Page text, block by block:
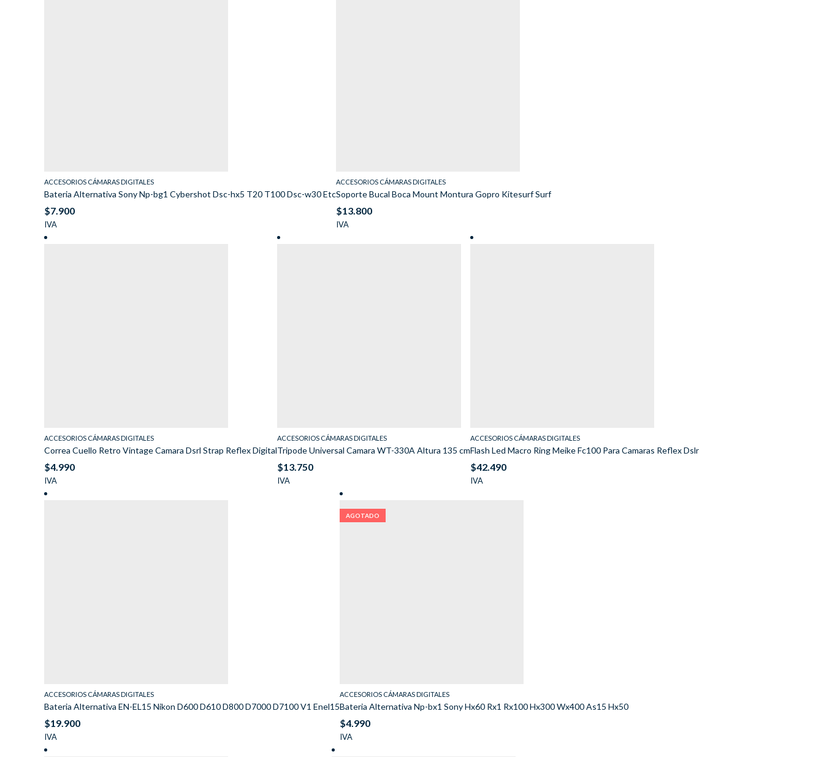
ACCESORIOS CÁMARAS DIGITALES
Bateria Alternativa Sony Np-bg1 Cybershot Dsc-hx5 T20 T100 Dsc-w30 Etc
$7.900
IVA
ACCESORIOS CÁMARAS DIGITALES
Soporte Bucal Boca Mount Montura Gopro Kitesurf Surf
$13.800
IVA
ACCESORIOS CÁMARAS DIGITALES
Correa Cuello Retro Vintage Camara Dsrl Strap Reflex Digital
$4.990
IVA
ACCESORIOS CÁMARAS DIGITALES
Tripode Universal Camara WT-330A Altura 135 cm
$13.750
IVA
ACCESORIOS CÁMARAS DIGITALES
Flash Led Macro Ring Meike Fc100 Para Camaras Reflex Dslr
$42.490
IVA
ACCESORIOS CÁMARAS DIGITALES
Bateria Alternativa EN-EL15 Nikon D600 D610 D800 D7000 D7100 V1 Enel15
$19.900
IVA
AGOTADO
ACCESORIOS CÁMARAS DIGITALES
Bateria Alternativa Np-bx1 Sony Hx60 Rx1 Rx100 Hx300 Wx400 As15 Hx50
$4.990
IVA